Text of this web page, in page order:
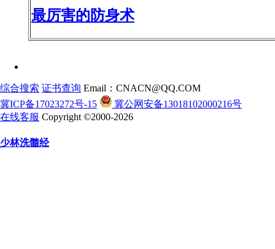
最厉害的防身术
综合搜索 证书查询 Email：CNACN@QQ.COM
冀ICP备17023272号-15
冀公网安备13018102000216号
在线客服 Copyright ©2000-2026
少林洗髓经